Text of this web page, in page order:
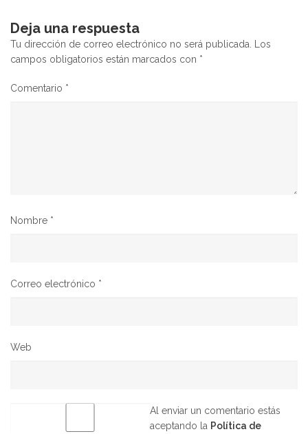
Deja una respuesta
Tu dirección de correo electrónico no será publicada. Los
campos obligatorios están marcados con *
Comentario *
Nombre *
Correo electrónico *
Web
Al enviar un comentario estás
aceptando la Política de